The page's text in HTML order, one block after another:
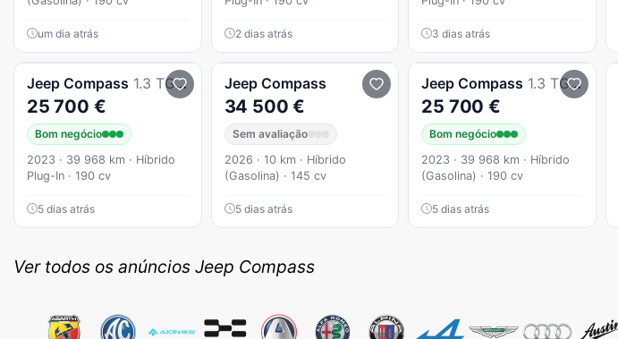
um dia atrás 2 dias atrás 3 dias atrás
Jeep Compass 1.3 TG Limited
25 700 €
Bom negócio
2023 · 39 968 km · Híbrido
Plug-In · 190 cv
5 dias atrás
Jeep Compass
34 500 €
Sem avaliação
2026 · 10 km · Híbrido
(Gasolina) · 145 cv
5 dias atrás
Jeep Compass 1.3 TG Limited
25 700 €
Bom negócio
2023 · 39 968 km · Híbrido
(Gasolina) · 190 cv
5 dias atrás
Ver todos os anúncios Jeep Compass